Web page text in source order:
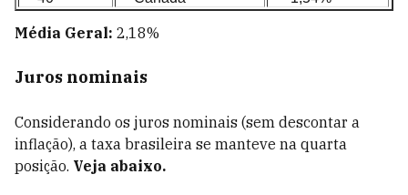
Média Geral: 2,18%
Juros nominais
Considerando os juros nominais (sem descontar a
inflação), a taxa brasileira se manteve na quarta
posição. Veja abaixo.